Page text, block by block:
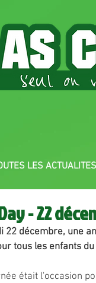
LES ACTUALITES
- 22
22 décembre, une
tous les enfants
était l'occasion